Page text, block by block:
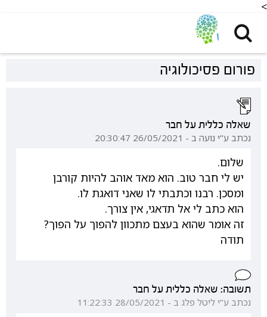
<
פורום פסיכולוגיה
שאלה כללית על חבר
נכתב ע"י נועה ב - 26/05/2021 20:30:47
שלום.
יש לי חבר טוב. הוא מאד אוהב להיות קורבן
ומסכן. רבנו וכתבתי לו שאני דואגת לו.
הוא כתב לי אל תדאגי, אין צורך.
זה אומר שהוא בעצם מתכוון להפוך על הפוך?
תודה
תשובה: שאלה כללית על חבר
נכתב ע"י ליטל פלג ב - 28/05/2021 11:22:33